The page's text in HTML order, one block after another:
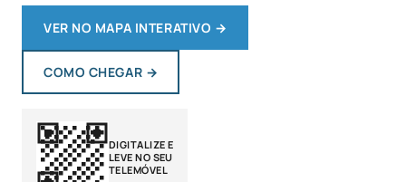
VER NO MAPA INTERATIVO →
COMO CHEGAR →
DIGITALIZE E
LEVE NO SEU
TELEMÓVEL